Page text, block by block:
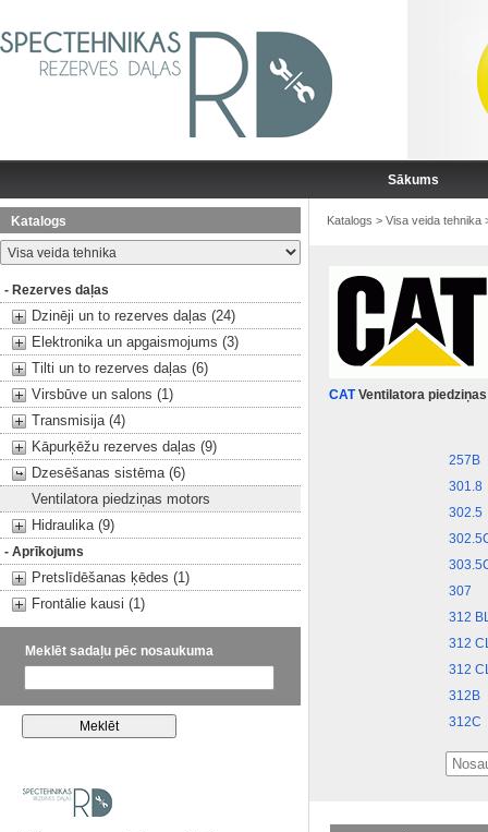
Sākums
Katalogs
- Rezerves daļas
Dzinēji un to rezerves daļas (24)
Elektronika un apgaismojums (3)
Tilti un to rezerves daļas (6)
Virsbūve un salons (1)
Transmisija (4)
Kāpurķēžu rezerves daļas (9)
Dzesēšanas sistēma (6)
Ventilatora piedziņas motors
Hidraulika (9)
- Aprīkojums
Pretslīdēšanas ķēdes (1)
Frontālie kausi (1)
Meklēt sadaļu pēc nosaukuma
Katalogs > Visa veida tehnika
CATVentilatora
257B
301.8
302.5
307
312
312
312
312B
312C